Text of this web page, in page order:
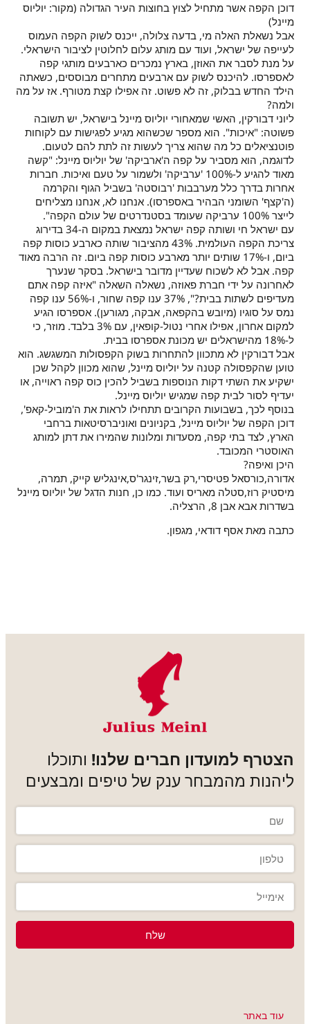
דוכן הקפה אשר מתחיל לצוץ בחוצות העיר הגדולה (מקור: יוליוס
מיינל)
אבל נשאלת האלה מי, בדעה צלולה, ייכנס לשוק הקפה העמוס
לעייפה של ישראל, ועוד עם מותג עלום לחלוטין לציבור הישראלי.
על מנת לסבר את האוזן, בארץ נמכרים כארבעים מותגי קפה
לאספרסו. להיכנס לשוק עם ארבעים מתחרים מבוססים, כשאתה
הילד החדש בבלוק, זה לא פשוט. זה אפילו קצת מטורף. אז על מה
ולמה?
ליוני דבורקין, האשי שמאחורי יוליוס מיינל בישראל, יש תשובה
פשוטה: "איכות". הוא מספר שכשהוא מגיע לפגישות עם לקוחות
פוטנציאלים כל מה שהוא צריך לעשות זה לתת להם לטעום.
לדוגמה, הוא מסביר על קפה ה'ארביקה' של יוליוס מיינל: "קשה
מאוד להגיע ל-100% 'ערביקה' ולשמור על טעם ואיכות. חברות
אחרות בדרך כלל מערבבות 'רבוסטה' בשביל הגוף והקרמה
(ה'קצף' השומני הבהיר באספרסו). אנחנו לא, אנחנו מצליחים
לייצר 100% ערביקה שעומד בסטנדרטים של עולם הקפה".
עם ישראל חי ושותה קפה ישראל נמצאת במקום ה-34 בדירוג
צריכת הקפה העולמית. 43% מהציבור שותה כארבע כוסות קפה
ביום, ו-17% שותים יותר מארבע כוסות קפה ביום. זה הרבה מאוד
קפה. אבל לא לשכוח שעדיין מדובר בישראל. בסקר שנערך
לאחרונה על ידי חברת פאוזה, נשאלה השאלה "איזה קפה אתם
מעדיפים לשתות בבית?", 37% ענו קפה שחור, ו-56% ענו קפה
נמס על סוגיו (מיובש בהקפאה, אבקה, מגורען). אספרסו הגיע
למקום אחרון, אפילו אחרי נטול-קופאין, עם 3% בלבד. מוזר, כי
ל-18% מהישראלים יש מכונת אספרסו בבית.
אבל דבורקין לא מתכוון להתחרות בשוק הקפסולות המשגשג. הוא
טוען שהקפסולה קטנה על יוליוס מיינל, שהוא מכוון לקהל שכן
ישקיע את השתי דקות הנוספות בשביל להכין כוס קפה ראוייה, או
יעדיף לסור לבית קפה שמגיש יוליוס מיינל.
בנוסף לכך, בשבועות הקרובים תתחילו לראות את ה'מוביל-קאפ',
דוכן הקפה של יוליוס מיינל, בקניונים ואוניברסיטאות ברחבי
הארץ, לצד בתי קפה, מסעדות ומלונות שהמירו את דתן למותג
האוסטרי המכובד.
היכן ואיפה?
אדורה,כורסאל פטיסרי,רק בשר,זינגר'ס,אינגליש קייק, תמרה,
מיסטיק רוז,סטלה מאריס ועוד. כמו כן, חנות הדגל של יוליוס מיינל
בשדרות אבא אבן 8, הרצליה.
כתבה מאת אסף דודאי, מגפון.
הצטרף למועדון חברים שלנו! ותוכלו
ליהנות מהמבחר ענק של טיפים ומבצעים
שלח
עוד באתר